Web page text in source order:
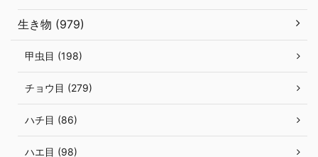
生き物 (979)
甲虫目 (198)
チョウ目 (279)
ハチ目 (86)
ハエ目 (98)